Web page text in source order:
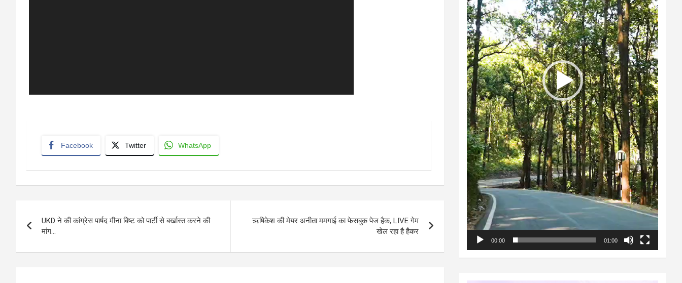
Facebook Twitter WhatsApp
navigation
UKD ने की कांग्रेस पार्षद मीना बिष्ट को पार्टी से बर्खास्त करने की
मांग…
ऋषिकेश की मेयर अनीता ममगाई का फेसबुक पेज हैक, LIVE गेम
खेल रहा है हैकर
00:00 01:00